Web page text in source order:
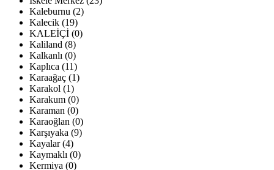
Kaleburnu (2)
Kalecik (19)
KALEİÇİ (0)
Kaliland (8)
Kalkanlı (0)
Kaplıca (11)
Karaağaç (1)
Karakol (1)
Karakum (0)
Karaman (0)
Karaoğlan (0)
Karşıyaka (9)
Kayalar (4)
Kaymaklı (0)
Kermiya (0)